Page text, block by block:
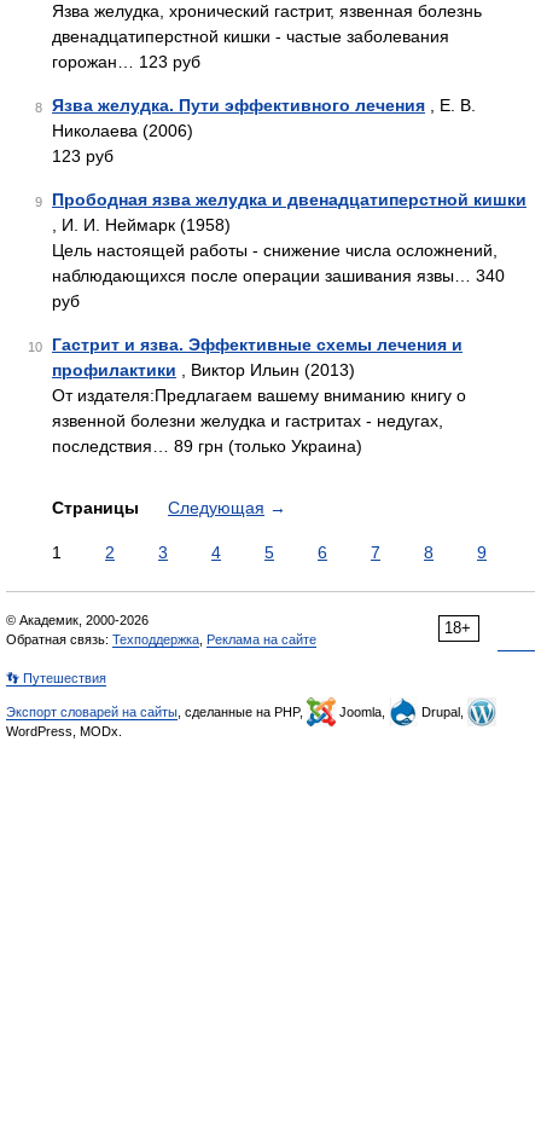
Язва желудка, хронический гастрит, язвенная болезнь
двенадцатиперстной кишки - частые заболевания
горожан… 123 руб
8 Язва желудка. Пути эффективного лечения , Е. В.
Николаева (2006)
123 руб
9
Прободная язва желудка и двенадцатиперстной кишки
, И. И. Неймарк (1958)
Цель настоящей работы - снижение числа осложнений,
наблюдающихся после операции зашивания язвы… 340
руб
10
Гастрит и язва. Эффективные схемы лечения и
профилактики , Виктор Ильин (2013)
От издателя:Предлагаем вашему вниманию книгу о
язвенной болезни желудка и гастритах - недугах,
последствия… 89 грн (только Украина)
Страницы Следующая →
1 2 3 4 5 6 7 8 9
18+
© Академик, 2000-2026
Обратная связь: Техподдержка Реклама на сайте
👣 Путешествия
Экспорт словарей на сайты , сделанные на PHP, Joomla,
Drupal,
WordPress, MODx.